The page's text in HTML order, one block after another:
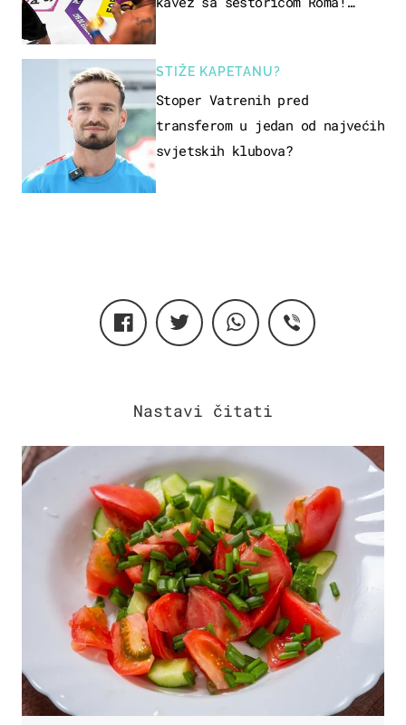
STIŽE KAPETANU?
Stoper Vatrenih pred
transferom u jedan od najvećih
svjetskih klubova?